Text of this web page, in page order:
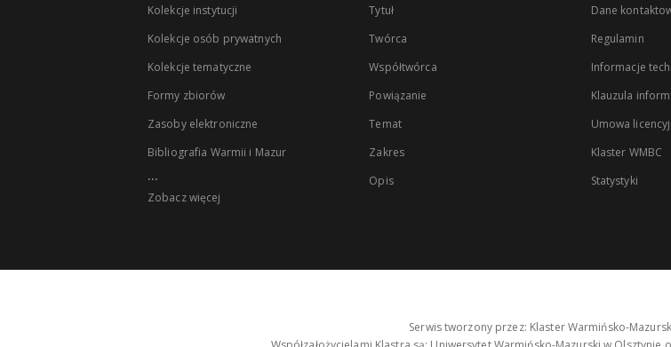
Kolekcje instytucji
Kolekcje osób prywatnych
Kolekcje tematyczne
Formy zbiorów
Zasoby elektroniczne
Bibliografia Warmii i Mazur
...
Zobacz więcej
Tytuł
Twórca
Współtwórca
Powiązanie
Temat
Zakres
Opis
Dane
Regulamin
Informacje
Klauzula
Umowa
Klaster WMBC
Statystyki
Serwis tworzony przez: Klaster Warmińsko-